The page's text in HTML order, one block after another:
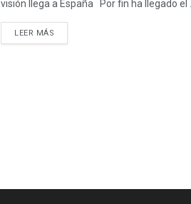
visión llega a España Por fin ha llegado el ...
LEER MÁS